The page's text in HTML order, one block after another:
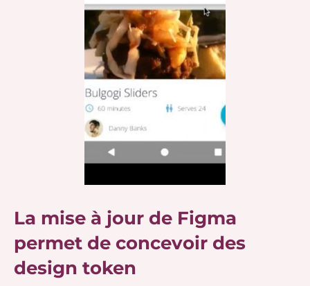
La mise à jour de Figma
permet de concevoir des
design token